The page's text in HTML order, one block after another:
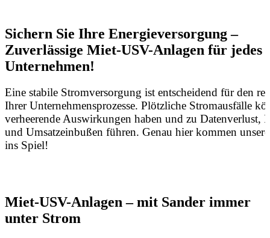
Sichern Sie Ihre Energieversorgung –
Zuverlässige Miet-USV-Anlagen für jedes
Unternehmen!
Eine stabile Stromversorgung ist entscheidend für den
Ihrer Unternehmensprozesse. Plötzliche Stromausfälle
verheerende Auswirkungen haben und zu Datenverlust,
und Umsatzeinbußen führen. Genau hier kommen
ins Spiel!
Miet-USV-Anlagen – mit Sander immer
unter Strom